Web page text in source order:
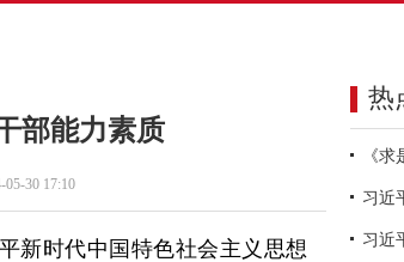
部能力素质
30 17:10
新时代中国特色社会主义思想
热
习近